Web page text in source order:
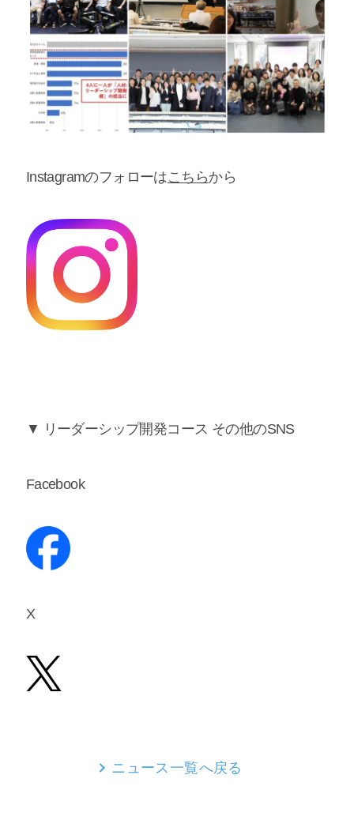
Instagramのフォローはこちらから
▼ リーダーシップ開発コース その他のSNS
Facebook
X
ニュース一覧へ戻る